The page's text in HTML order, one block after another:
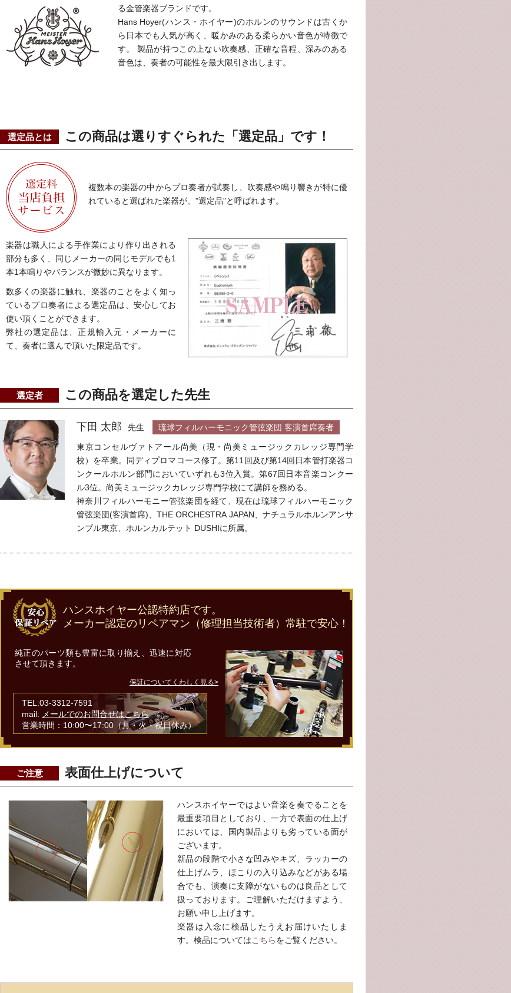
る金管楽器ブランドです。
Hans Hoyer(ハンス・ホイヤー)のホルンのサウンドは古くか
ら日本でも人気が高く、暖かみのある柔らかい音色が特徴で
す。 製品が持つこの上ない吹奏感、正確な音程、深みのある
音色は、奏者の可能性を最大限引き出します。
選定品とは この商品は選りすぐられた「選定品」です！
複数本の楽器の中からプロ奏者が試奏し、吹奏感や鳴り響きが特に優
れていると選ばれた楽器が、"選定品"と呼ばれます。
楽器は職人による手作業により作り出される
部分も多く、同じメーカーの同じモデルでも1
本1本鳴りやバランスが微妙に異なります。
数多くの楽器に触れ、楽器のことをよく知っ
ているプロ奏者による選定品は、安心してお
使い頂くことができます。
弊社の選定品は、正規輸入元・メーカーに
て、奏者に選んで頂いた限定品です。
選定者 この商品を選定した先生
下田 太郎 先生 琉球フィルハーモニック管弦楽団 客演首席奏者
東京コンセルヴァトアール尚美（現・尚美ミュージックカレッジ専門学
校）を卒業。同ディプロマコース修了。第11回及び第14回日本管打楽器コ
ンクールホルン部門においていずれも3位入賞。第67回日本音楽コンクー
ル3位。尚美ミュージックカレッジ専門学校にて講師を務める。
神奈川フィルハーモニー管弦楽団を経て、現在は琉球フィルハーモニック
管弦楽団(客演首席)、THE ORCHESTRA JAPAN、ナチュラルホルンアンサ
ンブル東京、ホルンカルテット DUSHIに所属。
ハンスホイヤー公認特約店です。
メーカー認定のリペアマン（修理担当技術者）常駐で安心！
純正のパーツ類も豊富に取り揃え、迅速に対応
させて頂きます。
保証についてくわしく見る>
TEL:03-3312-7591
mail: メールでのお問合せはこちら
営業時間：10:00〜17:00（月・火・祝日休み）
ご注意 表面仕上げについて
ハンスホイヤーではよい音楽を奏でることを
最重要項目としており、一方で表面の仕上げ
においては、国内製品よりも劣っている面が
ございます。
新品の段階で小さな凹みやキズ、ラッカーの
仕上げムラ、ほこりの入り込みなどがある場
合でも、演奏に支障がないものは良品として
扱っております。ご理解いただけますよう、
お願い申し上げます。
楽器は入念に検品したうえお届けいたしま
す。検品についてはこちらをご覧ください。